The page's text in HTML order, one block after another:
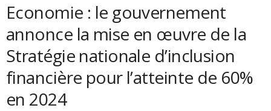
Economie : le gouvernement
annonce la mise en œuvre de la
Stratégie nationale d’inclusion
financière pour l’atteinte de 60%
en 2024